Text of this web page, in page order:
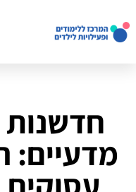
מדעיים: